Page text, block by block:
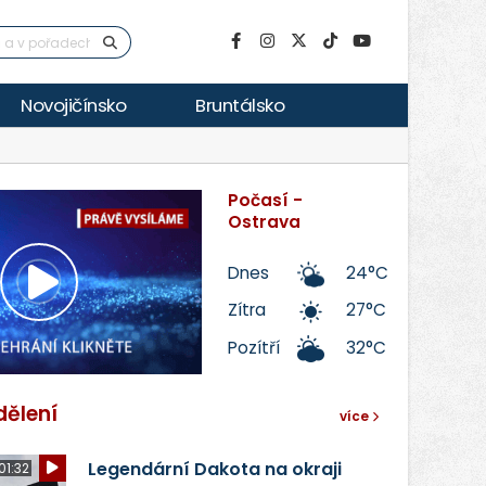
Novojičínsko Bruntálsko
Přehrát
video
Počasí -
Ostrava
Dnes
24°C
Zítra
27°C
Pozítří
32°C
více
Legendární Dakota na okraji